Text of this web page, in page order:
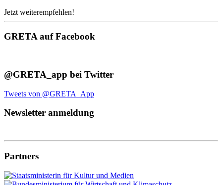
Jetzt weiterempfehlen!
GRETA auf Facebook
@GRETA_app bei Twitter
Tweets von @GRETA_App
Newsletter anmeldung
Partners